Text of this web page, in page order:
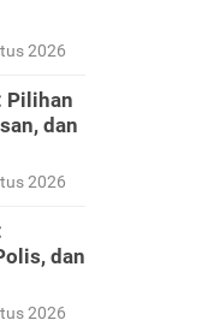
2026
Pilihan
dan
2026
dan
2026